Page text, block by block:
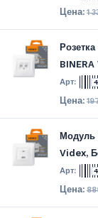
1
Модуль
Videx,